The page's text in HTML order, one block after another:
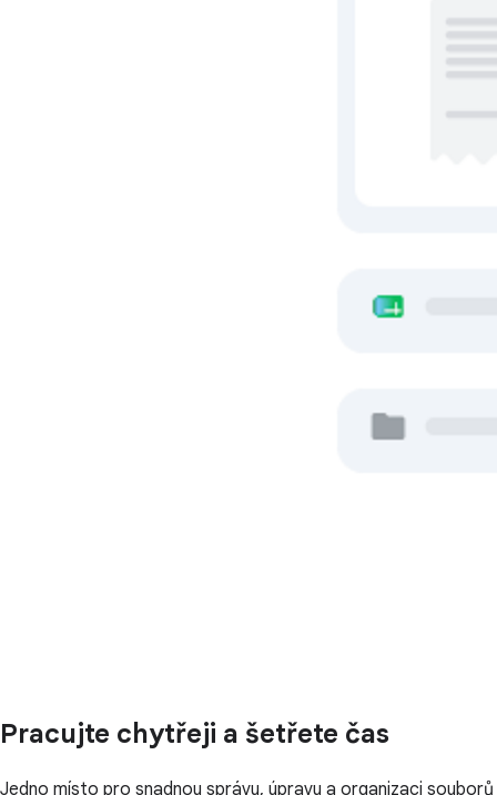
Pracujte chytřeji a šetřete čas
Jedno místo pro snadnou správu, úpravu a organizaci souborů